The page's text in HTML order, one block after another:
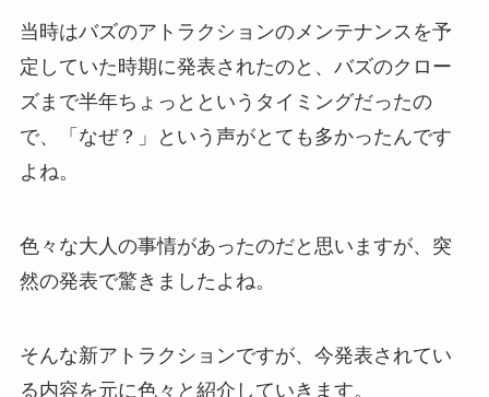
当時はバズのアトラクションのメンテナンスを予
定していた時期に発表されたのと、バズのクロー
ズまで半年ちょっとというタイミングだったの
で、「なぜ？」という声がとても多かったんです
よね。
色々な大人の事情があったのだと思いますが、突
然の発表で驚きましたよね。
そんな新アトラクションですが、今発表されてい
る内容を元に色々と紹介していきます。